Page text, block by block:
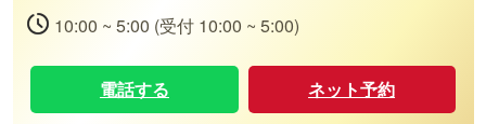
10:00 ~ 5:00 (受付 10:00 ~ 5:00)
電話する ネット予約